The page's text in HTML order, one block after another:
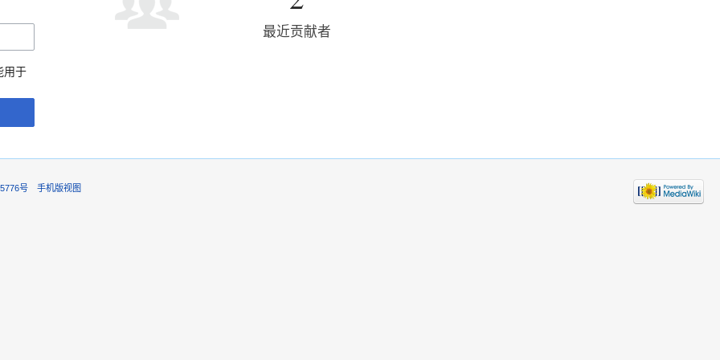
用于
最近贡献者
号 手机版视图